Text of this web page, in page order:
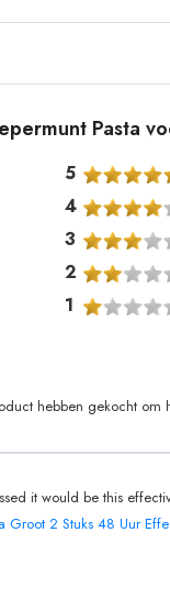
Pasta
5
4
3
2
1
hebben gekocht om
it would be this
Groot 2 Stuks 48 Uur